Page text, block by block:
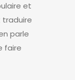
et
traduire
parle
faire